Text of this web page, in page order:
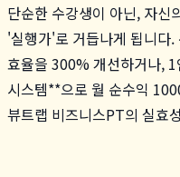
단순한 수강생이 아닌, 자신
'실행가'로 거듭나게 됩니다
효율을 300% 개선하거나,
시스템**으로 월 순수익
뷰트랩 비즈니스PT의 실효